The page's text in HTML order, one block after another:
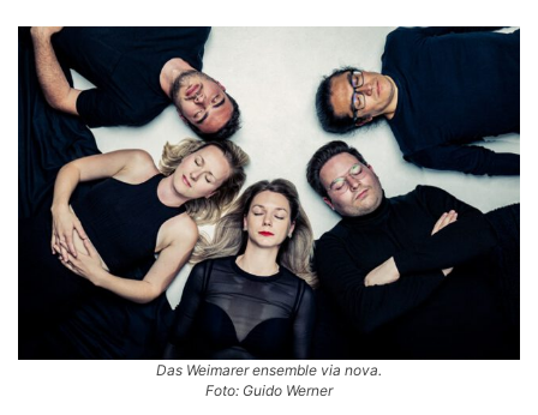
Das Weimarer ensemble via nova.
Foto: Guido Werner